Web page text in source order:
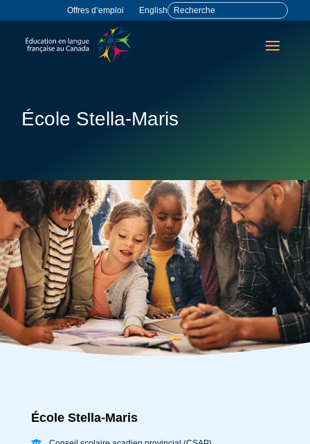
Offres d’emploi English
École Stella-Maris
École Stella-Maris